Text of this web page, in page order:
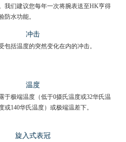
我们建议您每年一次将腕表送至HK亨得
防水功能。
冲击
包括温度的突然变化在内的冲击。
温度
于极端温度（低于0摄氏温度或32华氏温
或140华氏温度）或极端温差下。
旋入式表冠